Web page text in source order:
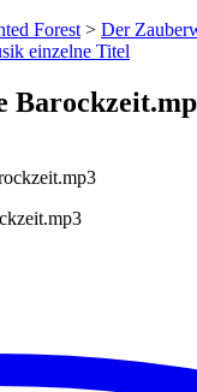
Forest > Der
einzelne Titel